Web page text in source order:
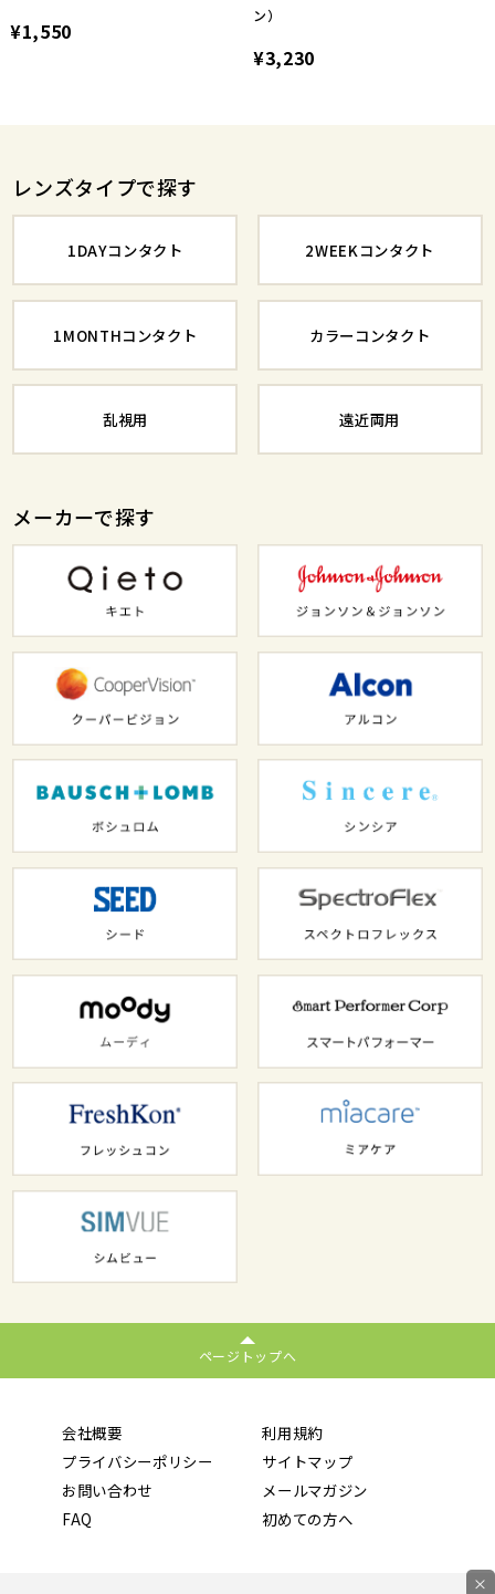
¥1,550
ン）
¥3,230
レンズタイプで探す
1DAYコンタクト 2WEEKコンタクト
1MONTHコンタクト カラーコンタクト
乱視用 遠近両用
メーカーで探す
ページトップへ
会社概要
利用規約
プライバシーポリシー
サイトマップ
お問い合わせ
メールマガジン
FAQ
初めての方へ
×